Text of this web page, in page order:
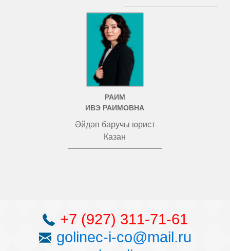
РАИМ
ИВЭ РАИМОВНА
Әйдәп баручы юрист
Казан
+7 (927) 311-71-61
golinec-i-co@mail.ru